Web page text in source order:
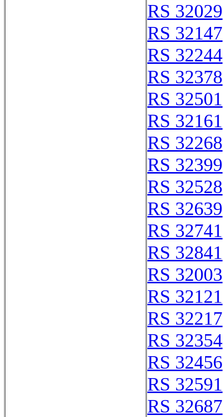
RS 32029
RS 32147
RS 32244
RS 32378
RS 32501
RS 32161
RS 32268
RS 32399
RS 32528
RS 32639
RS 32741
RS 32841
RS 32003
RS 32121
RS 32217
RS 32354
RS 32456
RS 32591
RS 32687